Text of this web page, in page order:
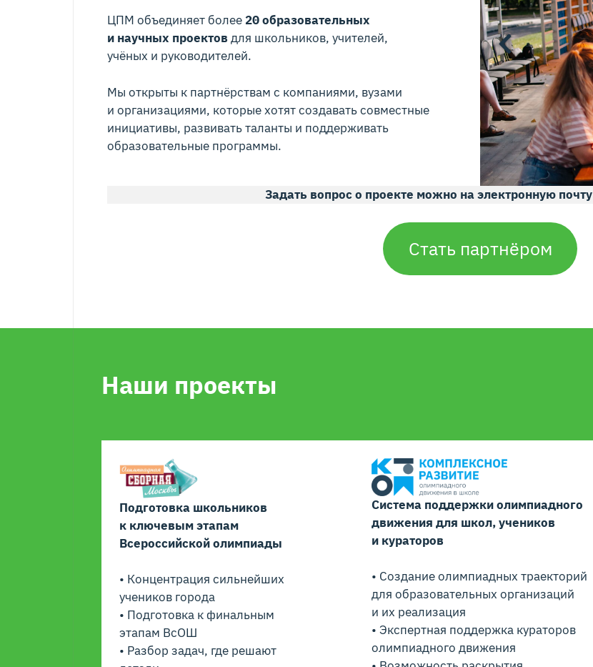
ЦПМ объединяет более 20 образовательных
и научных проектов для школьников, учителей,
учёных и руководителей.
Мы открыты к партнёрствам с компаниями, вузами
и организациями, которые хотят создавать совместные
инициативы, развивать таланты и поддерживать
образовательные программы.
Задать вопрос о проекте можно на электронную почту
Стать партнёром
Наши проекты
Подготовка школьников
к ключевым этапам
Всероссийской олимпиады
• Концентрация сильнейших
учеников города
• Подготовка к финальным
этапам ВсОШ
• Разбор задач, где решают
Система поддержки олимпиадного
движения для школ, учеников
и кураторов
• Создание олимпиадных траекторий
для образовательных организаций
и их реализация
• Экспертная поддержка кураторов
олимпиадного движения